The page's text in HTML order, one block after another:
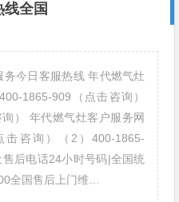
全国
今日客服热线 年代燃气灶
1865-909（点击咨询）
） 年代燃气灶客户服务网
击咨询）（2）400-1865-
后电话24小时号码|全国统
全国售后上门维…